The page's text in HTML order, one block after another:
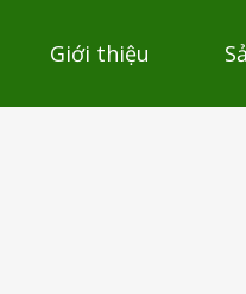
Giới thiệu